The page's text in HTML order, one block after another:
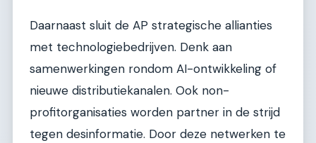
Daarnaast sluit de AP strategische allianties
met technologiebedrijven. Denk aan
samenwerkingen rondom AI-ontwikkeling of
nieuwe distributiekanalen. Ook non-
profitorganisaties worden partner in de strijd
tegen desinformatie. Door deze netwerken te